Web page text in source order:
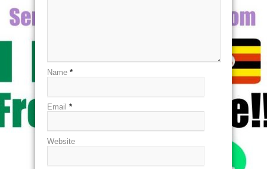
Name *
Email *
Website